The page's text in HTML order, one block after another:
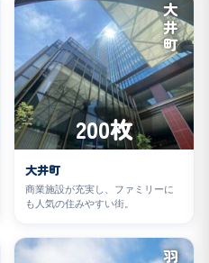
大井町
200枚
大井町
商業施設が充実し、ファミリーに
も人気の住みやすい街。